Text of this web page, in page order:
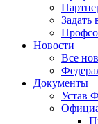
Задать
Новости
Все
Документы
Устав